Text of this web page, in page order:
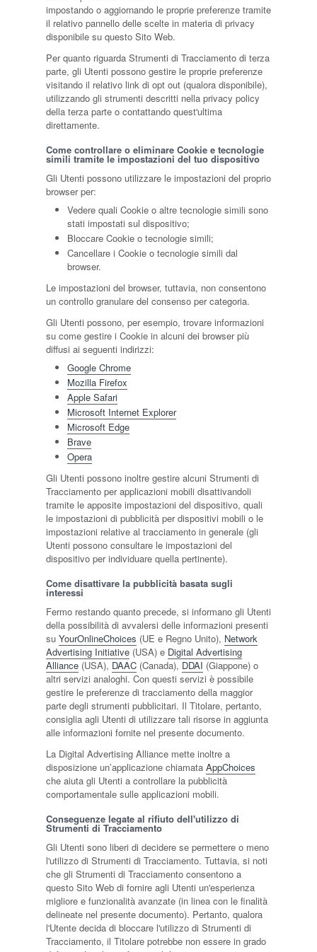
impostando o aggiornando le proprie preferenze tramite
il relativo pannello delle scelte in materia di privacy
disponibile su questo Sito Web.
Per quanto riguarda Strumenti di Tracciamento di terza
parte, gli Utenti possono gestire le proprie preferenze
visitando il relativo link di opt out (qualora disponibile),
utilizzando gli strumenti descritti nella privacy policy
della terza parte o contattando quest'ultima
direttamente.
Come controllare o eliminare Cookie e tecnologie
simili tramite le impostazioni del tuo dispositivo
Gli Utenti possono utilizzare le impostazioni del proprio
browser per:
Vedere quali Cookie o altre tecnologie simili sono
stati impostati sul dispositivo;
Bloccare Cookie o tecnologie simili;
Cancellare i Cookie o tecnologie simili dal
browser.
Le impostazioni del browser, tuttavia, non consentono
un controllo granulare del consenso per categoria.
Gli Utenti possono, per esempio, trovare informazioni
su come gestire i Cookie in alcuni dei browser più
diffusi ai seguenti indirizzi:
Google Chrome
Mozilla Firefox
Apple Safari
Microsoft Internet Explorer
Microsoft Edge
Brave
Opera
Gli Utenti possono inoltre gestire alcuni Strumenti di
Tracciamento per applicazioni mobili disattivandoli
tramite le apposite impostazioni del dispositivo, quali
le impostazioni di pubblicità per dispositivi mobili o le
impostazioni relative al tracciamento in generale (gli
Utenti possono consultare le impostazioni del
dispositivo per individuare quella pertinente).
Come disattivare la pubblicità basata sugli
interessi
Fermo restando quanto precede, si informano gli Utenti
della possibilità di avvalersi delle informazioni presenti
su YourOnlineChoices (UE e Regno Unito), Network
Advertising Initiative(USA) e Digital Advertising
Alliance(USA), DAAC(Canada), DDAI (Giappone) o
altri servizi analoghi. Con questi servizi è possibile
gestire le preferenze di tracciamento della maggior
parte degli strumenti pubblicitari. Il Titolare, pertanto,
consiglia agli Utenti di utilizzare tali risorse in aggiunta
alle informazioni fornite nel presente documento.
La Digital Advertising Alliance mette inoltre a
disposizione un’applicazione chiamata AppChoices
che aiuta gli Utenti a controllare la pubblicità
comportamentale sulle applicazioni mobili.
Conseguenze legate al rifiuto dell'utilizzo di
Strumenti di Tracciamento
Gli Utenti sono liberi di decidere se permettere o meno
l'utilizzo di Strumenti di Tracciamento. Tuttavia, si noti
che gli Strumenti di Tracciamento consentono a
questo Sito Web di fornire agli Utenti un'esperienza
migliore e funzionalità avanzate (in linea con le finalità
delineate nel presente documento). Pertanto, qualora
l'Utente decida di bloccare l'utilizzo di Strumenti di
Tracciamento, il Titolare potrebbe non essere in grado